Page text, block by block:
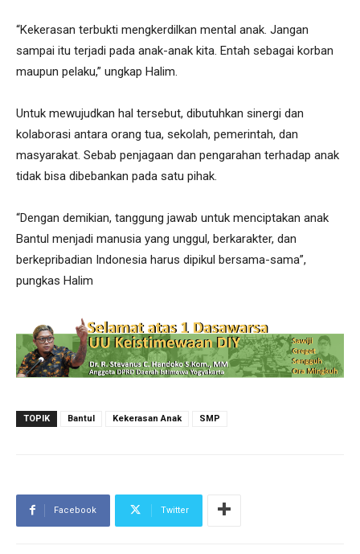
“Kekerasan terbukti mengkerdilkan mental anak. Jangan
sampai itu terjadi pada anak-anak kita. Entah sebagai korban
maupun pelaku,” ungkap Halim.
Untuk mewujudkan hal tersebut, dibutuhkan sinergi dan
kolaborasi antara orang tua, sekolah, pemerintah, dan
masyarakat. Sebab penjagaan dan pengarahan terhadap anak
tidak bisa dibebankan pada satu pihak.
“Dengan demikian, tanggung jawab untuk menciptakan anak
Bantul menjadi manusia yang unggul, berkarakter, dan
berkepribadian Indonesia harus dipikul bersama-sama”,
pungkas Halim
TOPIK Bantul Kekerasan Anak SMP
Facebook Twitter